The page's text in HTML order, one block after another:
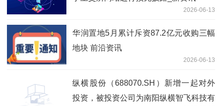
2026-06-13
华润置地5月累计斥资87.2亿元收购三幅
地块 前沿资讯
2026-06-13
纵横股份（688070.SH）新增一起对外
投资，被投资公司为南阳纵横智飞科技有